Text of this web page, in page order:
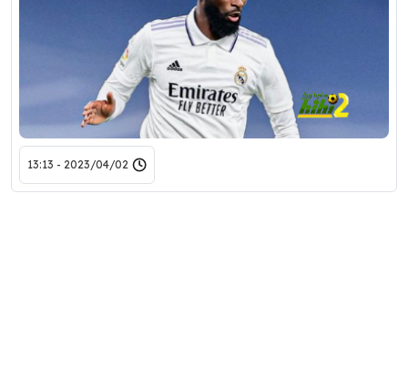
2023/04/02 - 13:13